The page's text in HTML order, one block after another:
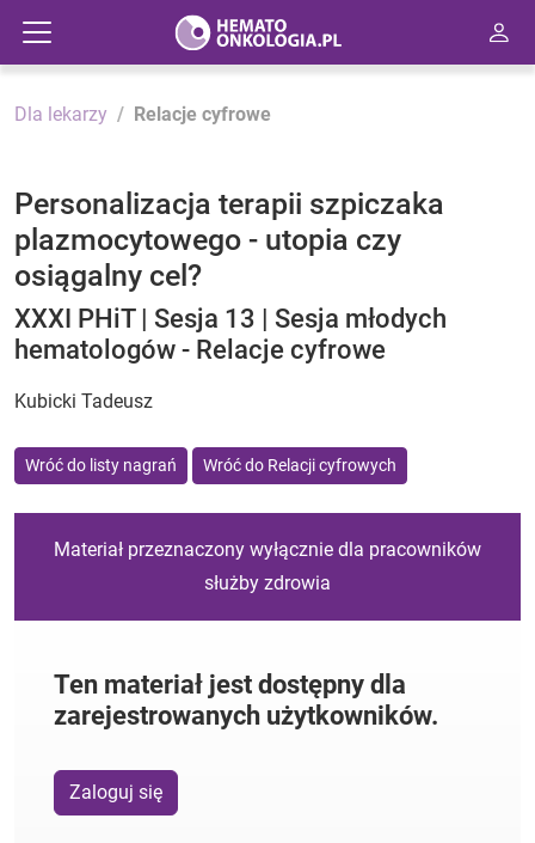
Dla lekarzy Relacje cyfrowe
Personalizacja terapii szpiczaka
plazmocytowego - utopia czy
osiągalny cel?
XXXI PHiT | Sesja 13 | Sesja młodych
hematologów - Relacje cyfrowe
Kubicki Tadeusz
Wróć do listy nagrań Wróć do Relacji cyfrowych
Materiał przeznaczony wyłącznie dla pracowników
służby zdrowia
Ten materiał jest dostępny dla
zarejestrowanych użytkowników.
Zaloguj się